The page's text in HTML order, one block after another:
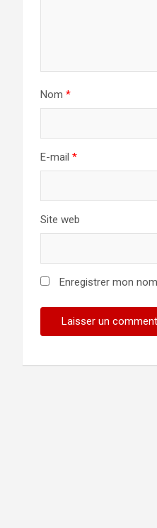
Nom *
E-mail *
Site web
Enregistrer mon